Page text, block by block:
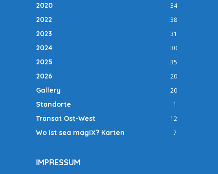
2020 34
2022 38
2023 31
2024 30
2025 35
2026 20
Gallery 20
Standorte 1
Transat Ost-West 12
Wo ist sea magiX? Karten 7
IMPRESSUM